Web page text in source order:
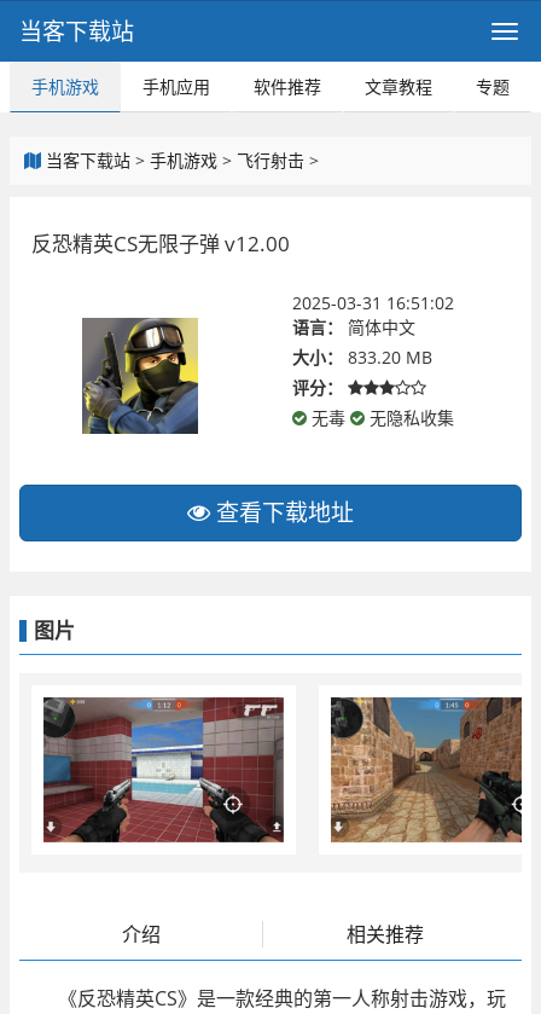
当客下载站
手机游戏 手机应用 软件推荐 文章教程 专题
当客下载站 > 手机游戏 > 飞行射击 >
反恐精英CS无限子弹 v12.00
2025-03-31 16:51:02
语言：
简体中文
大小：
833.20 MB
评分：
无毒
无隐私收集
查看下载地址
图片
介绍 相关推荐
《反恐精英CS》是一款经典的第一人称射击游戏，玩